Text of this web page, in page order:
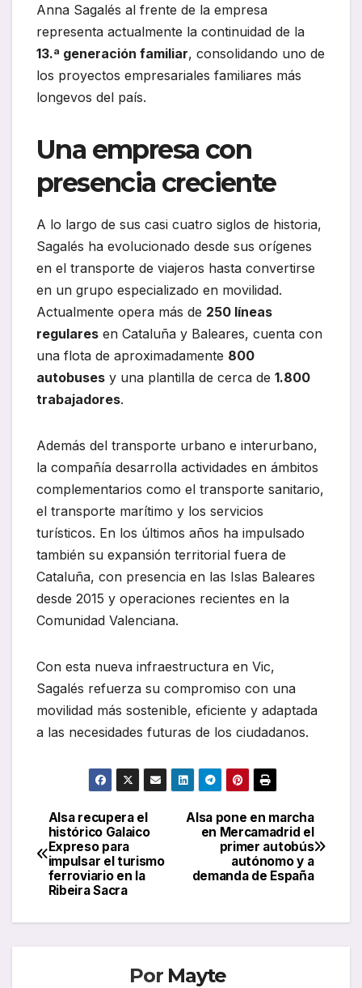
Anna Sagalés al frente de la empresa
representa actualmente la continuidad de la
13.ª generación familiar, consolidando uno de
los proyectos empresariales familiares más
longevos del país.
Una empresa con
presencia creciente
A lo largo de sus casi cuatro siglos de historia,
Sagalés ha evolucionado desde sus orígenes
en el transporte de viajeros hasta convertirse
en un grupo especializado en movilidad.
Actualmente opera más de 250 líneas
regulares en Cataluña y Baleares, cuenta con
una flota de aproximadamente 800
autobuses y una plantilla de cerca de 1.800
trabajadores.
Además del transporte urbano e interurbano,
la compañía desarrolla actividades en ámbitos
complementarios como el transporte sanitario,
el transporte marítimo y los servicios
turísticos. En los últimos años ha impulsado
también su expansión territorial fuera de
Cataluña, con presencia en las Islas Baleares
desde 2015 y operaciones recientes en la
Comunidad Valenciana.
Con esta nueva infraestructura en Vic,
Sagalés refuerza su compromiso con una
movilidad más sostenible, eficiente y adaptada
a las necesidades futuras de los ciudadanos.
Navegación
de
entradas
Alsa pone en marcha
en Mercamadrid el
primer autobús
autónomo y a
demanda de España
Alsa recupera el
histórico Galaico
Expreso para
impulsar el turismo
ferroviario en la
Ribeira Sacra
Por Mayte